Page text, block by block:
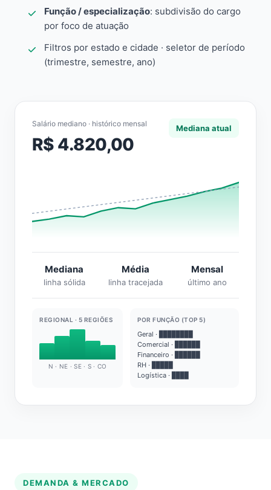
Função / especialização: subdivisão do cargo
por foco de atuação
Filtros por estado e cidade · seletor de período
(trimestre, semestre, ano)
Salário mediano · histórico mensal
R$ 4.820,00
Mediana atual
Mediana
linha sólida
Média
linha tracejada
Mensal
último ano
REGIONAL · 5 REGIÕES
N · NE · SE · S · CO
POR FUNÇÃO (TOP 5)
Geral · ████████
Comercial · ██████
Financeiro · ██████
RH · █████
Logística · ████
DEMANDA & MERCADO